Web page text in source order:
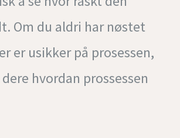
Om du aldri har nøstet
er usikker på prosessen,
hvordan prossessen